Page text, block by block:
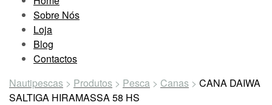
Sobre Nós
Loja
Blog
Contactos
Nautipescas > Produtos > Pesca > Canas > CANA DAIWA
SALTIGA HIRAMASSA 58 HS